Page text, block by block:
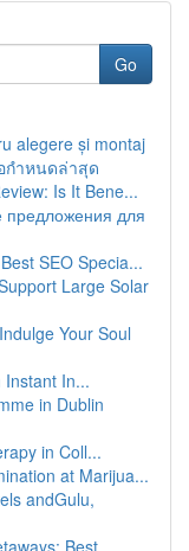
Go
alegere și montaj
กำหนดล่าสุด
Is It Bene...
предложения для
SEO Specia...
Large Solar
Your Soul
Instant In...
in Dublin
in Coll...
at Marijua...
andGulu,
Best